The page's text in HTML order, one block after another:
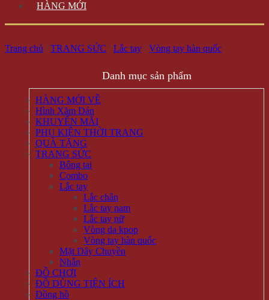
HÀNG MỚI
Trang chủ / TRANG SỨC / Lắc tay / Vòng tay hàn quốc
Danh mục sản phẩm
HÀNG MỚI VỀ
Hình Xăm Dán
KHUYẾN MÃI
PHỤ KIỆN THỜI TRANG
QUÀ TẶNG
TRANG SỨC
Bông tai
Combo
Lắc tay
Lắc chân
Lắc tay nam
Lắc tay nữ
Vòng da kpop
Vòng tay hàn quốc
Mặt Dây Chuyền
Nhẫn
ĐỒ CHƠI
ĐỒ DÙNG TIỆN ÍCH
Đồng hồ